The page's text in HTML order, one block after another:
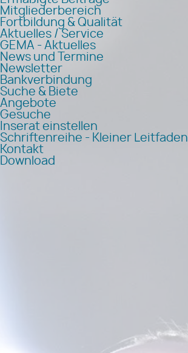
Mitgliederbereich
Fortbildung & Qualität
Aktuelles / Service
GEMA - Aktuelles
News und Termine
Newsletter
Bankverbindung
Suche & Biete
Angebote
Gesuche
Inserat einstellen
Schriftenreihe - Kleiner Leitfaden
Kontakt
Download